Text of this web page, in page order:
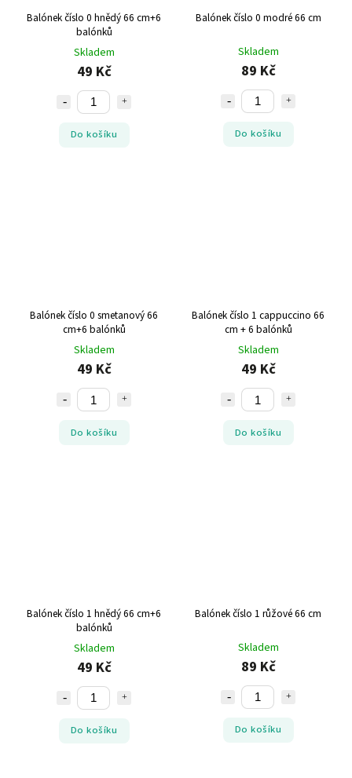
Balónek číslo 0 hnědý 66 cm+6
balónků
Skladem
49 Kč
Do košíku
Balónek číslo 0 modré 66 cm
Skladem
89 Kč
Do košíku
Balónek číslo 0 smetanový 66
cm+6 balónků
Skladem
49 Kč
Do košíku
Balónek číslo 1 cappuccino 66
cm + 6 balónků
Skladem
49 Kč
Do košíku
Balónek číslo 1 hnědý 66 cm+6
balónků
Skladem
49 Kč
Do košíku
Balónek číslo 1 růžové 66 cm
Skladem
89 Kč
Do košíku